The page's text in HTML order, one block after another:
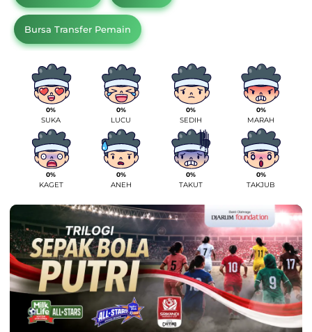
Bursa Transfer Pemain
0%
SUKA
0%
LUCU
0%
SEDIH
0%
MARAH
0%
KAGET
0%
ANEH
0%
TAKUT
0%
TAKJUB